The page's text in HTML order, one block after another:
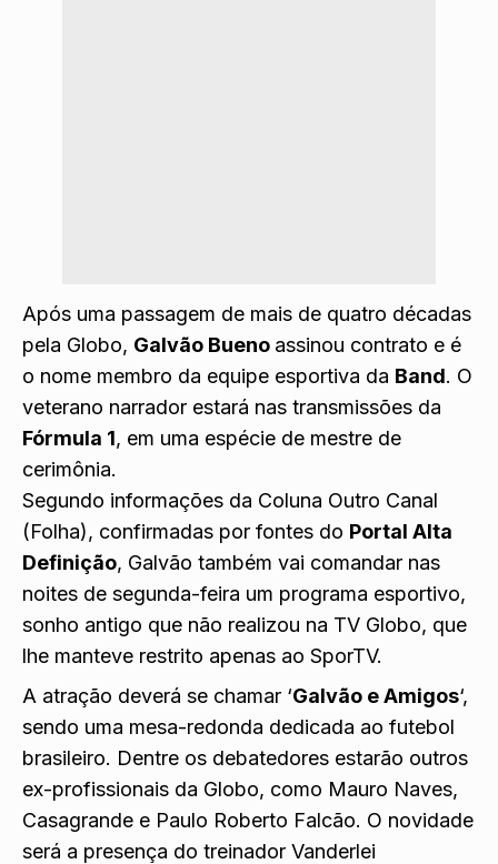
Após uma passagem de mais de quatro décadas
pela Globo, Galvão Bueno assinou contrato e é
o nome membro da equipe esportiva da Band. O
veterano narrador estará nas transmissões da
Fórmula 1, em uma espécie de mestre de
cerimônia.
Segundo informações da Coluna Outro Canal
(Folha), confirmadas por fontes do Portal Alta
Definição, Galvão também vai comandar nas
noites de segunda-feira um programa esportivo,
sonho antigo que não realizou na TV Globo, que
lhe manteve restrito apenas ao SporTV.
A atração deverá se chamar ‘Galvão e Amigos‘,
sendo uma mesa-redonda dedicada ao futebol
brasileiro. Dentre os debatedores estarão outros
ex-profissionais da Globo, como Mauro Naves,
Casagrande e Paulo Roberto Falcão. O novidade
será a presença do treinador Vanderlei